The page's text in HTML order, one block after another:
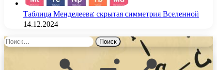
Таблица Менделеева: скрытая симметрия Вселенной
14.12.2024
Найти: